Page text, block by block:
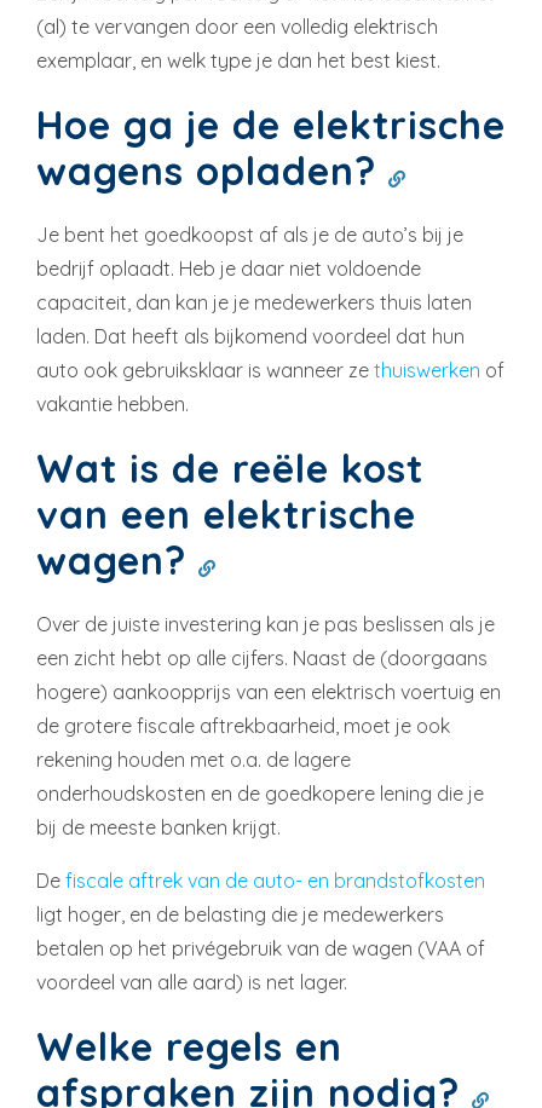
(al) te vervangen door een volledig elektrisch
exemplaar, en welk type je dan het best kiest.
Hoe ga je de elektrische
wagens opladen?
Je bent het goedkoopst af als je de auto’s bij je
bedrijf oplaadt. Heb je daar niet voldoende
capaciteit, dan kan je je medewerkers thuis laten
laden. Dat heeft als bijkomend voordeel dat hun
auto ook gebruiksklaar is wanneer ze thuiswerken of
vakantie hebben.
Wat is de reële kost
van een elektrische
wagen?
Over de juiste investering kan je pas beslissen als je
een zicht hebt op alle cijfers. Naast de (doorgaans
hogere) aankoopprijs van een elektrisch voertuig en
de grotere fiscale aftrekbaarheid, moet je ook
rekening houden met o.a. de lagere
onderhoudskosten en de goedkopere lening die je
bij de meeste banken krijgt.
De fiscale aftrek van de auto- en brandstofkosten
ligt hoger, en de belasting die je medewerkers
betalen op het privégebruik van de wagen (VAA of
voordeel van alle aard) is net lager.
Welke regels en
afspraken zijn nodig?